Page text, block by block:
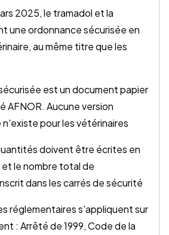
2025, le tramadol et la
une ordonnance sécurisée en
au même titre que les
est un document papier
AFNOR. Aucune version
pour les vétérinaires
doivent être écrites en
le nombre total de
dans les carrés de sécurité
réglementaires s'appliquent sur
: Arrêté de 1999, Code de la